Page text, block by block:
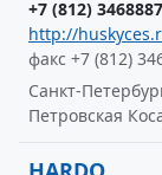
+7 (812) 3468887
http://
факс +7 (812)
Санкт-
Петровская